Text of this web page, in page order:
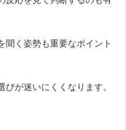
聞く姿勢も重要なポイント
が迷いにくくなります。